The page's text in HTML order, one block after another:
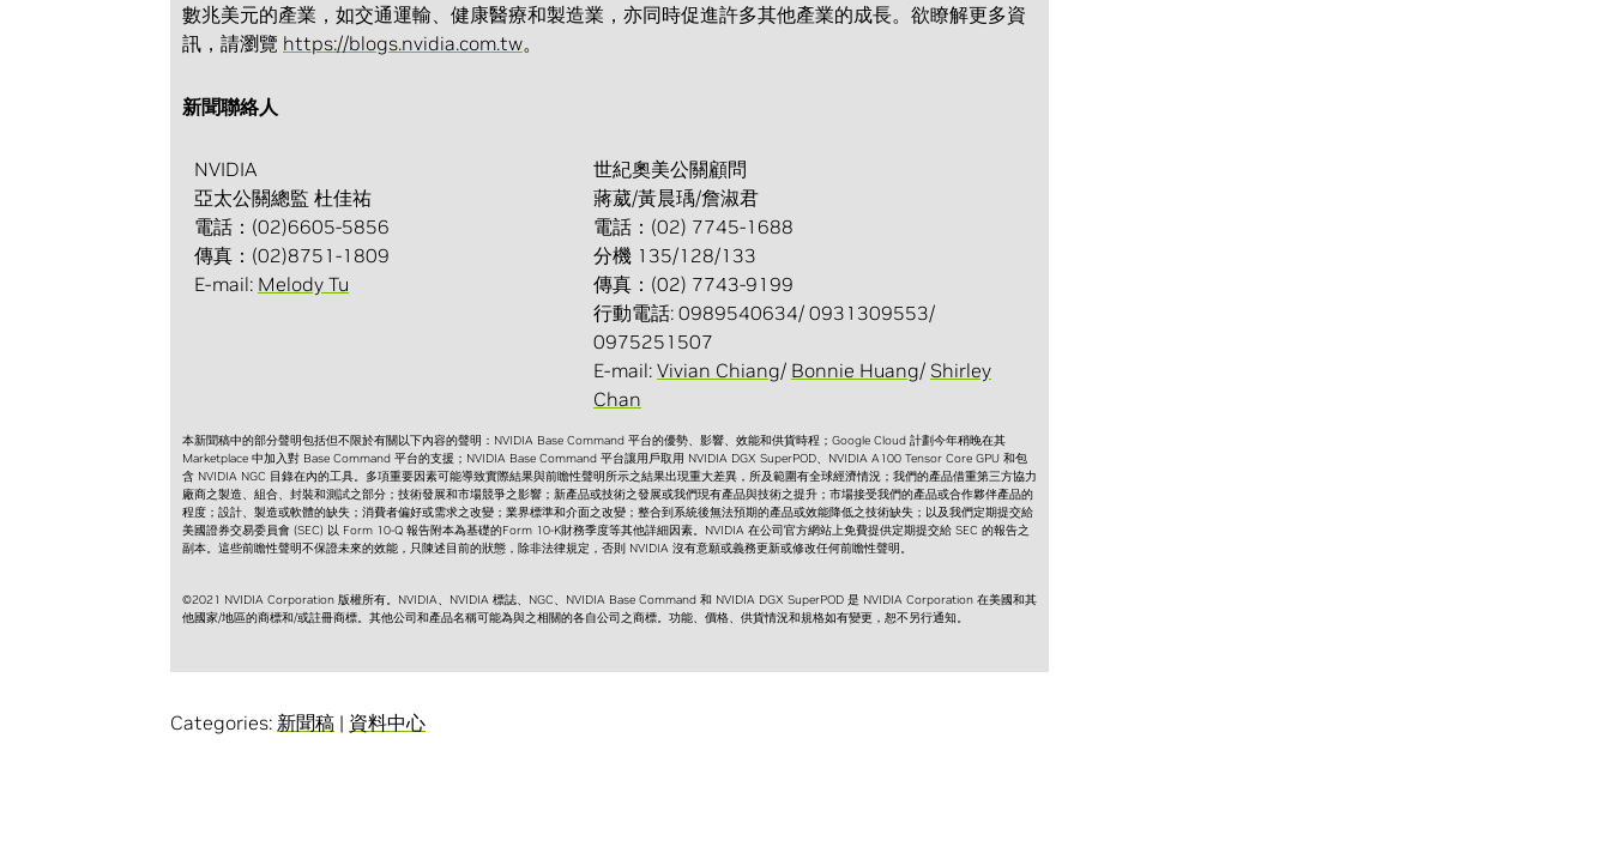
數兆美元的產業，如交通運輸、健康醫療和製造業，亦同時促進許多其他產業的成長。欲瞭解更多資
訊，請瀏覽 https://blogs.nvidia.com.tw。
新聞聯絡人
NVIDIA
亞太公關總監 杜佳祐
電話：(02)6605-5856
傳真：(02)8751-1809
E-mail: Melody Tu
世紀奧美公關顧問
蔣葳/黃晨瑀/詹淑君
電話：(02) 7745-1688
分機 135/128/133
傳真：(02) 7743-9199
行動電話: 0989540634/ 0931309553/
0975251507
E-mail: Vivian Chiang/ Bonnie Huang/ Shirley
Chan
本新聞稿中的部分聲明包括但不限於有關以下內容的聲明：NVIDIA Base Command 平台的優勢、影響、效能和供貨時程；Google Cloud 計劃今年稍晚在其
Marketplace 中加入對 Base Command 平台的支援；NVIDIA Base Command 平台讓用戶取用 NVIDIA DGX SuperPOD、NVIDIA A100 Tensor Core GPU 和包
含 NVIDIA NGC 目錄在內的工具。多項重要因素可能導致實際結果與前瞻性聲明所示之結果出現重大差異，所及範圍有全球經濟情況；我們的產品借重第三方協力
廠商之製造、組合、封裝和測試之部分；技術發展和市場競爭之影響；新產品或技術之發展或我們現有產品與技術之提升；市場接受我們的產品或合作夥伴產品的
程度；設計、製造或軟體的缺失；消費者偏好或需求之改變；業界標準和介面之改變；整合到系統後無法預期的產品或效能降低之技術缺失；以及我們定期提交給
美國證券交易委員會 (SEC) 以 Form 10-Q 報告附本為基礎的Form 10-K財務季度等其他詳細因素。NVIDIA 在公司官方網站上免費提供定期提交給 SEC 的報告之
副本。這些前瞻性聲明不保證未來的效能，只陳述目前的狀態，除非法律規定，否則 NVIDIA 沒有意願或義務更新或修改任何前瞻性聲明。
©2021 NVIDIA Corporation 版權所有。NVIDIA、NVIDIA 標誌、NGC、NVIDIA Base Command 和 NVIDIA DGX SuperPOD 是 NVIDIA Corporation 在美國和其
他國家/地區的商標和/或註冊商標。其他公司和產品名稱可能為與之相關的各自公司之商標。功能、價格、供貨情況和規格如有變更，恕不另行通知。
Categories: 新聞稿 | 資料中心